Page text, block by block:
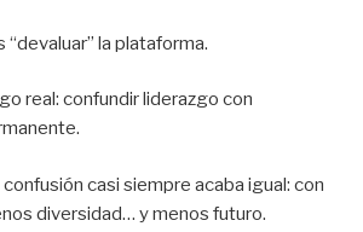
la plataforma.
real: confundir liderazgo con
casi siempre acaba igual: con
diversidad… y menos futuro.